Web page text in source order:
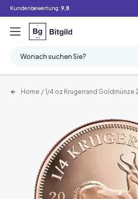
Kundenbewertung: 9,8
Wonach suchen Sie?
Home / 1/4 oz Krugerrand Goldmünze